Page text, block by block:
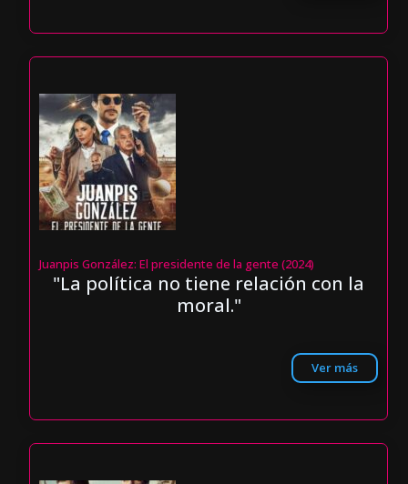
Juanpis González: El presidente de la gente (2024)
"La política no tiene relación con la
moral."
Ver más